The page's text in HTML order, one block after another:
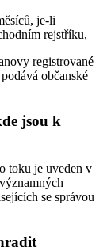
je-li
rejstříku,
registrované
občanské
jsou k
toku je uveden v
se správou